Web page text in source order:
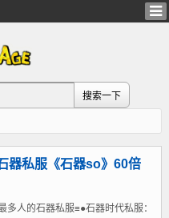
器私服《石器so》60倍
多人的石器私服≡●石器时代私服：